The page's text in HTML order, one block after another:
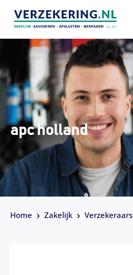
naar
inhoud
apc holland
Home Zakelijk Verzekeraars